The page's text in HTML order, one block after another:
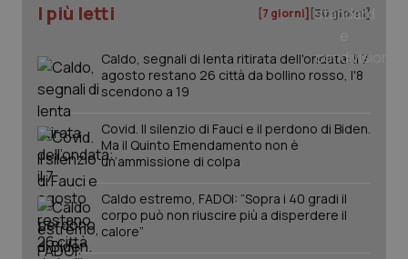
I più letti [7 giorni] [30 giorni]
Caldo, segnali di lenta ritirata dell'ondata: il 7
agosto restano 26 città da bollino rosso, l'8
scendono a 19
Covid. Il silenzio di Fauci e il perdono di Biden.
Ma il Quinto Emendamento non è
un’ammissione di colpa
Caldo estremo, FADOI: “Sopra i 40 gradi il
corpo può non riuscire più a disperdere il
calore”
www.quotidianosanita.it
tracking-sites-ironfish-
tracking-enable